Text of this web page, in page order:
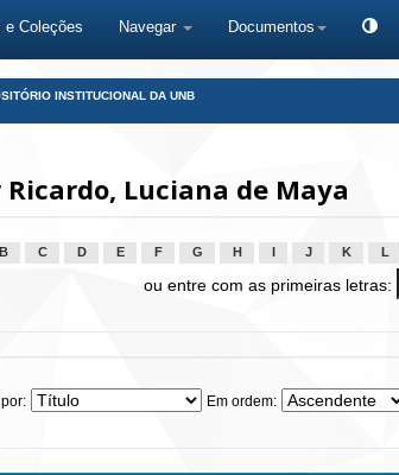
e Coleções Navegar Documentos
INSTITUCIONAL DA UNB
Luciana de Maya
B C D E F G H J K L
ou entre com as primeiras letras:
Em ordem: